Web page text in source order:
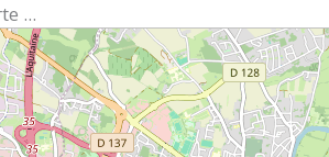
...